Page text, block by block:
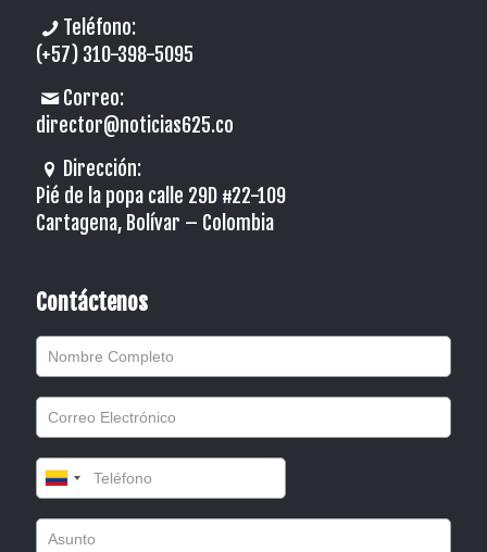
Teléfono:
(+57) 310-398-5095
Correo:
director@noticias625.co
Dirección:
Pié de la popa calle 29D #22-109
Cartagena, Bolívar – Colombia
Contáctenos